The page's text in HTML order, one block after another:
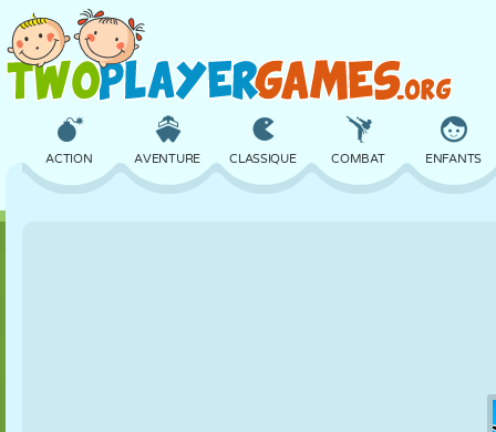
ACTION AVENTURE CLASSIQUE COMBAT ENFANTS